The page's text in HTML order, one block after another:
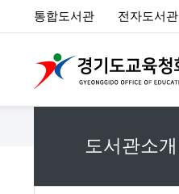
통합도서관 전자도서관
도서관소개